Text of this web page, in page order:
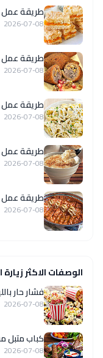
طريقة عمل
2026-07-08
طريقة عمل
2026-07-08
طريقة عمل
2026-07-08
طريقة عمل رز
2026-07-08
طريقة عمل
2026-07-08
الوصفات الاكثر زيارة
فشار حار
2026-07-08
كباب متبل
2026-07-08